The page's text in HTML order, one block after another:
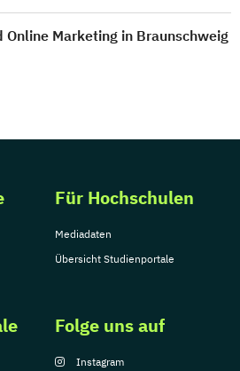
Online Marketing in Braunschweig
Für Hochschulen
Mediadaten
Übersicht Studienportale
Folge uns auf
Instagram